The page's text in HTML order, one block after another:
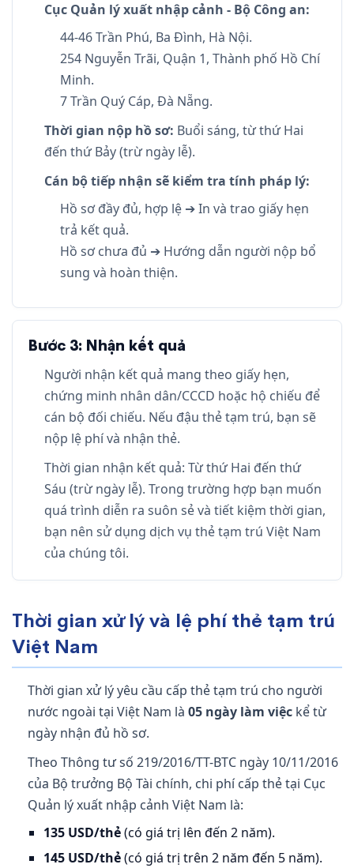
Cục Quản lý xuất nhập cảnh - Bộ Công an:
44-46 Trần Phú, Ba Đình, Hà Nội.
254 Nguyễn Trãi, Quận 1, Thành phố Hồ Chí
Minh.
7 Trần Quý Cáp, Đà Nẵng.
Thời gian nộp hồ sơ: Buổi sáng, từ thứ Hai
đến thứ Bảy (trừ ngày lễ).
Cán bộ tiếp nhận sẽ kiểm tra tính pháp lý:
Hồ sơ đầy đủ, hợp lệ ➔ In và trao giấy hẹn
trả kết quả.
Hồ sơ chưa đủ ➔ Hướng dẫn người nộp bổ
sung và hoàn thiện.
Bước 3: Nhận kết quả
Người nhận kết quả mang theo giấy hẹn,
chứng minh nhân dân/CCCD hoặc hộ chiếu để
cán bộ đối chiếu. Nếu đậu thẻ tạm trú, bạn sẽ
nộp lệ phí và nhận thẻ.
Thời gian nhận kết quả: Từ thứ Hai đến thứ
Sáu (trừ ngày lễ). Trong trường hợp bạn muốn
quá trình diễn ra suôn sẻ và tiết kiệm thời gian,
bạn nên sử dụng dịch vụ thẻ tạm trú Việt Nam
của chúng tôi.
Thời gian xử lý và lệ phí thẻ tạm trú
Việt Nam
Thời gian xử lý yêu cầu cấp thẻ tạm trú cho người
nước ngoài tại Việt Nam là 05 ngày làm việc kể từ
ngày nhận đủ hồ sơ.
Theo Thông tư số 219/2016/TT-BTC ngày 10/11/2016
của Bộ trưởng Bộ Tài chính, chi phí cấp thẻ tại Cục
Quản lý xuất nhập cảnh Việt Nam là:
135 USD/thẻ(có giá trị lên đến 2 năm).
145 USD/thẻ(có giá trị trên 2 năm đến 5 năm).